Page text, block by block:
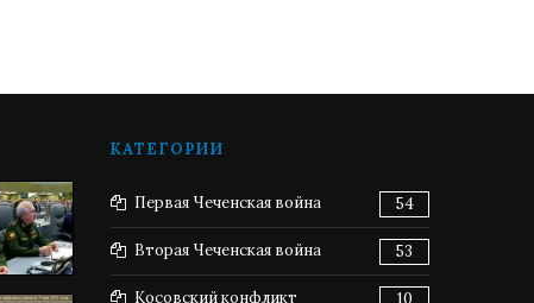
КАТЕГОРИИ
Первая Чеченская война 54
Вторая Чеченская война 53
Косовский конфликт 10